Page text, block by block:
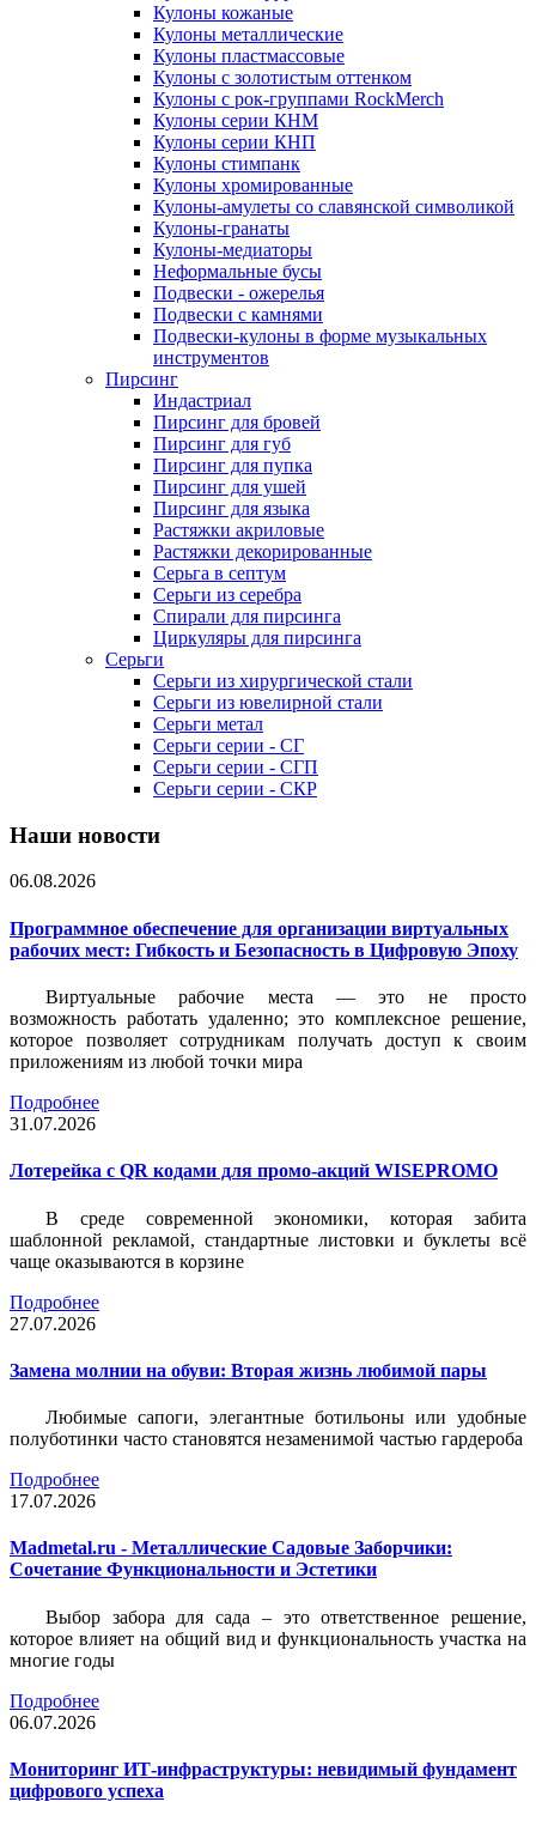
Кулоны кожаные
Кулоны металлические
Кулоны пластмассовые
Кулоны с золотистым оттенком
Кулоны с рок-группами RockMerch
Кулоны серии КНМ
Кулоны серии КНП
Кулоны стимпанк
Кулоны хромированные
Кулоны-амулеты со славянской символикой
Кулоны-гранаты
Кулоны-медиаторы
Неформальные бусы
Подвески - ожерелья
Подвески с камнями
Подвески-кулоны в форме музыкальных
инструментов
Пирсинг
Индастриал
Пирсинг для бровей
Пирсинг для губ
Пирсинг для пупка
Пирсинг для ушей
Пирсинг для языка
Растяжки акриловые
Растяжки декорированные
Серьга в септум
Серьги из серебра
Спирали для пирсинга
Циркуляры для пирсинга
Серьги
Серьги из хирургической стали
Серьги из ювелирной стали
Серьги метал
Серьги серии - СГ
Серьги серии - СГП
Серьги серии - СКР
Наши новости
06.08.2026
Программное обеспечение для организации виртуальных
рабочих мест: Гибкость и Безопасность в Цифровую Эпоху
Виртуальные рабочие места — это не просто
возможность работать удаленно; это комплексное решение,
которое позволяет сотрудникам получать доступ к своим
приложениям из любой точки мира
Подробнее
31.07.2026
Лотерейка c QR кодами для промо-акций WISEPROMO
В среде современной экономики, которая забита
шаблонной рекламой, стандартные листовки и буклеты всё
чаще оказываются в корзине
Подробнее
27.07.2026
Замена молнии на обуви: Вторая жизнь любимой пары
Любимые сапоги, элегантные ботильоны или удобные
полуботинки часто становятся незаменимой частью гардероба
Подробнее
17.07.2026
Madmetal.ru - Металлические Садовые Заборчики:
Сочетание Функциональности и Эстетики
Выбор забора для сада – это ответственное решение,
которое влияет на общий вид и функциональность участка на
многие годы
Подробнее
06.07.2026
Мониторинг ИТ-инфраструктуры: невидимый фундамент
цифрового успеха